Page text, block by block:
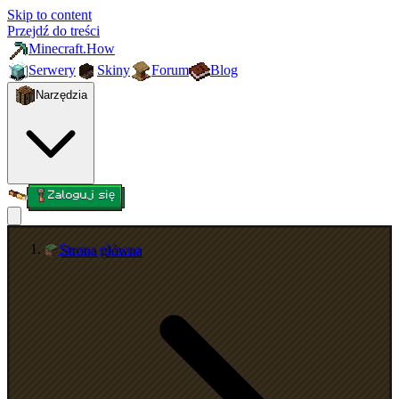
Skip to content
Przejdź do treści
Minecraft.How
Serwery
Skiny Forum Blog
Narzędzia
Zaloguj się
Strona główna